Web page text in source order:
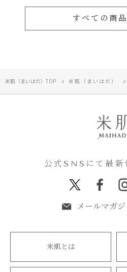
すべての商
米肌（まいはだ）TOP 米肌（まいはだ）
公式SNSにて最新
メールマガ
米肌とは